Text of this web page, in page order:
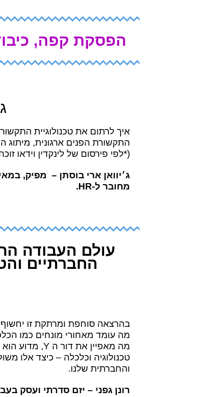
הפסקת קפה,
איך לרתום את טכנולוגיית
התקשורת הפנים ארגונית, מיתוג
(*לפי פירסום של לינקדין וידאו זוכה ל-1200% יותר שיתופים מתמונות
מחובר ל-HR.
עולם העבודה
החברתיים
בהרצאה סוחפת ומרתקת זו
מה עומד מאחורי מונחים כמו
מה מאפיין את דור ה Y, מדוע
טכנולוגיה וכלכלה – כיצד אלו
והחברתית שלנו.
רונן גפני – יזם סדרתי ועסק